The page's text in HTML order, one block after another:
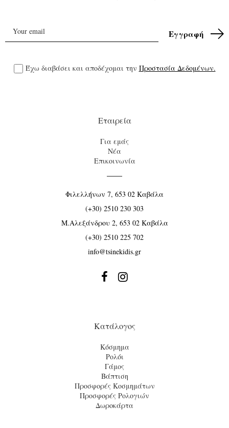
Έχω διαβάσει και αποδέχομαι την Προστασία Δεδομένων.
Εταιρεία
Για εμάς
Νέα
Επικοινωνία
Φιλελλήνων 7, 653 02 Καβάλα
(+30) 2510 230 303
Μ.Αλεξάνδρου 2, 653 02 Καβάλα
(+30) 2510 225 702
info@tsinekidis.gr
 
Κατάλογος
Κόσμημα
Ρολόι
Γάμος
Βάπτιση
Προσφορές Κοσμημάτων
Προσφορές Ρολογιών
Δωροκάρτα